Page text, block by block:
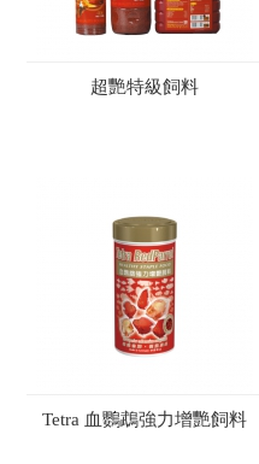
超艷特級飼料
Tetra 血鸚鵡強力增艷飼料